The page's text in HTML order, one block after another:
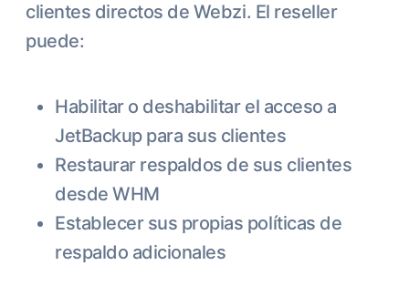
clientes directos de Webzi. El reseller
puede:
Habilitar o deshabilitar el acceso a
JetBackup para sus clientes
Restaurar respaldos de sus clientes
desde WHM
Establecer sus propias políticas de
respaldo adicionales